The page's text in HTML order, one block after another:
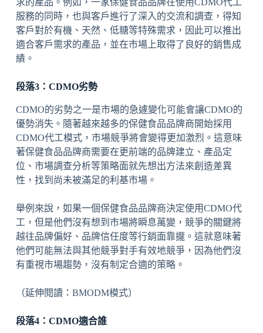
求的產品。例如，一家保健食品品牌在使用CDMO代工
服務的同時，也與客戶進行了深入的交流和調查，得知
客戶對於有機、天然、低糖等特殊需求，因此可以推出
適合客戶需求的產品，並在市場上取得了良好的銷售成
績。
段落3：CDMO劣勢
CDMO的劣勢之一是市場的急遽變化可能會讓CDMO的
優勢消失。隨著越來越多的保健食品品牌商開始採用
CDMO代工模式，市場競爭將會變得更加激烈。這意味
著保健食品品牌商需要在更前端的品牌建立、產品定
位、市場調查分析等策略面就先想出方法來創造差異
性，找到尚未被滿足的利基市場。
舉例來說，如果一個保健食品品牌商決定使用CDMO代
工，但是他們沒有想到市場將瞬息萬變，競爭的關鍵將
越往品牌偏好、品牌信任度等行銷面靠攏。這就意味著
他們可能無法與其他競爭對手有效地競爭，因為他們沒
有重視市場趨勢，沒有制定合適的策略。
（延伸閱讀：BMODM模式）
段落4：CDMO適合誰